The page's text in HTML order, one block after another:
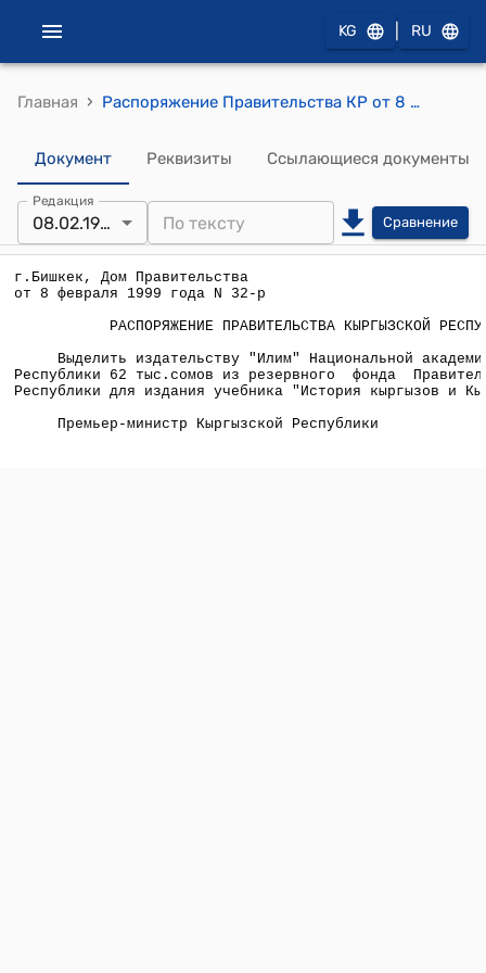
KG RU
Главная › Распоряжение Правительства КР от 8 февраля 1999 года N 32-р (О выделении средств для издания учебника "История кыргызов и Кыргызстана")
Документ Реквизиты Ссылающиеся документы
Редакция
08.02.1999 Сравнение